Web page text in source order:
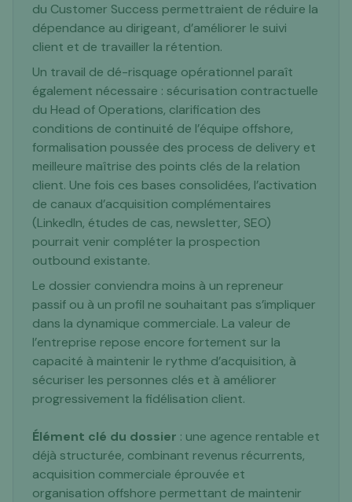
du Customer Success permettraient de réduire la
dépendance au dirigeant, d’améliorer le suivi
client et de travailler la rétention.
Un travail de dé-risquage opérationnel paraît
également nécessaire : sécurisation contractuelle
du Head of Operations, clarification des
conditions de continuité de l’équipe offshore,
formalisation poussée des process de delivery et
meilleure maîtrise des points clés de la relation
client. Une fois ces bases consolidées, l’activation
de canaux d’acquisition complémentaires
(LinkedIn, études de cas, newsletter, SEO)
pourrait venir compléter la prospection
outbound existante.
Le dossier conviendra moins à un repreneur
passif ou à un profil ne souhaitant pas s’impliquer
dans la dynamique commerciale. La valeur de
l’entreprise repose encore fortement sur la
capacité à maintenir le rythme d’acquisition, à
sécuriser les personnes clés et à améliorer
progressivement la fidélisation client.
Élément clé du dossier : une agence rentable et
déjà structurée, combinant revenus récurrents,
acquisition commerciale éprouvée et
organisation offshore permettant de maintenir